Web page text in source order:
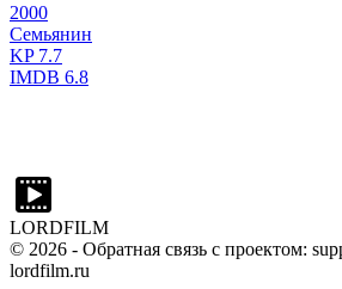
2000
Семьянин
KP7.7
IMDB 6.8
LORDFILM
© 2026 - Обратная связь с проектом:
lordfilm.ru